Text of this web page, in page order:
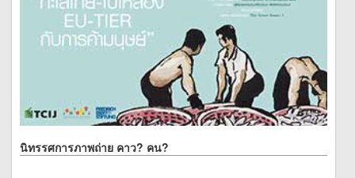
นิทรรศการภาพถ่าย คาว? คน?